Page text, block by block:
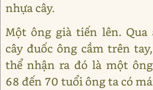
nhựa cây.
Một ông già tiến lên. Qua
cây đuốc ông cầm trên
thể nhận ra đó là một
68 đến 70 tuổi ông ta có